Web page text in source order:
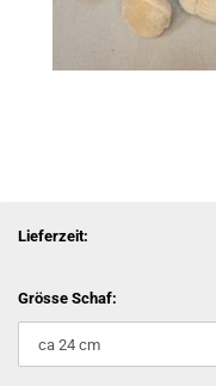
Lieferzeit:
Grösse Schaf: